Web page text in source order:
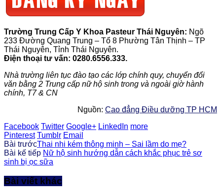
Trường Trung Cấp Y Khoa Pasteur Thái Nguyên: Ngõ
233 Đường Quang Trung – Tổ 8 Phường Tân Thịnh – TP
Thái Nguyên, Tỉnh Thái Nguyên.
Điện thoại tư vấn: 0280.6556.333.
Nhà trường liên tục đào tạo các lớp chính quy, chuyển đổi
văn bằng 2 Trung cấp nữ hộ sinh trong và ngoài giờ hành
chính, T7 & CN
Nguồn: Cao đẳng Điều dưỡng TP HCM
Facebook Twitter Google+ LinkedIn more
Pinterest Tumblr Email
Bài trướcThai nhi kém thông minh – Sai lầm do mẹ?
Bài kế tiếp Nữ hộ sinh hướng dẫn cách khắc phục trẻ sơ
sinh bị ọc sữa
Bài viết khác